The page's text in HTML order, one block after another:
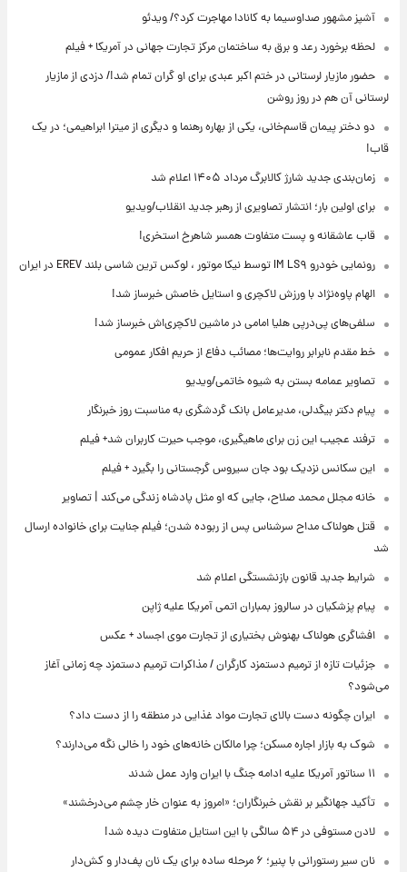
آشپز مشهور صداوسیما به کانادا مهاجرت کرد؟/ ویدئو
لحظه برخورد رعد و برق به ساختمان مرکز تجارت جهانی در آمریکا + فیلم
حضور مازیار لرستانی در ختم اکبر عبدی برای او گران تمام شد!/ دزدی از مازیار
لرستانی آن هم در روز روشن
دو دختر پیمان قاسم‌خانی، یکی از بهاره رهنما و دیگری از میترا ابراهیمی؛ در یک
قاب!
زمان‌بندی جدید شارژ کالابرگ مرداد ۱۴۰۵ اعلام شد
برای اولین بار؛ انتشار تصاویری از رهبر جدید انقلاب/ویدیو
قاب عاشقانه و پست متفاوت همسر شاهرخ استخری!
رونمایی خودرو IM LS۹ توسط نیکا موتور ، لوکس ترین شاسی بلند EREV در ایران
الهام پاوه‌نژاد با ورزش لاکچری و استایل خاصش خبرساز شد!
سلفی‌های پی‌درپی هلیا امامی در ماشین لاکچری‌اش خبرساز شد!
خط مقدم نابرابر روایت‌ها؛ مصائب دفاع از حریم افکار عمومی
تصاویر عمامه بستن به شیوه خاتمی/ویدیو
پیام دکتر بیگدلی، مدیرعامل بانک گردشگری به مناسبت روز خبرنگار
ترفند عجیب این زن برای ماهیگیری، موجب حیرت کاربران شد+ فیلم
این سکانس نزدیک بود جان سیروس گرجستانی را بگیرد + فیلم
خانه مجلل محمد صلاح، جایی که او مثل پادشاه زندگی می‌کند | تصاویر
قتل هولناک مداح سرشناس پس از ربوده شدن؛ فیلم جنایت برای خانواده ارسال
شد
شرایط جدید قانون بازنشستگی اعلام شد
پیام پزشکیان در سالروز بمباران اتمی آمریکا علیه ژاپن
افشاگری هولناک بهنوش بختیاری از تجارت موی اجساد + عکس
جزئیات تازه از ترمیم دستمزد کارگران / مذاکرات ترمیم دستمزد چه زمانی آغاز
می‌شود؟
ایران چگونه دست بالای تجارت مواد غذایی در منطقه را از دست داد؟
شوک به بازار اجاره مسکن؛ چرا مالکان خانه‌های خود را خالی نگه می‌دارند؟
۱۱ سناتور آمریکا علیه ادامه جنگ با ایران وارد عمل شدند
تأکید جهانگیر بر نقش خبرنگاران؛ «امروز به عنوان خار چشم می‌درخشند»
لادن مستوفی در ۵۴ سالگی با این استایل متفاوت دیده شد!
نان سیر رستورانی با پنیر؛ ۶ مرحله ساده برای یک نان پف‌دار و کش‌دار